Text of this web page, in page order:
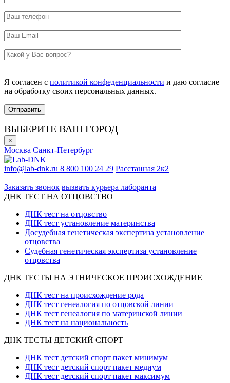
Я согласен с политикой конфеденциальности и даю согласие
на обработку своих персональных данных.
ВЫБЕРИТЕ ВАШ ГОРОД
×
Москва Санкт-Петербург
info@lab-dnk.ru 8 800 100 24 29 Расстанная 2к2
Заказать звонок вызвать курьера лаборанта
ДНК ТЕСТ НА ОТЦОВСТВО
ДНК тест на отцовство
ДНК тест установление материнства
Досудебная генетическая экспертиза установление
отцовства
Судебная генетическая экспертиза установление
отцовства
ДНК ТЕСТЫ НА ЭТНИЧЕСКОЕ ПРОИСХОЖДЕНИЕ
ДНК тест на происхождение рода
ДНК тест генеалогия по отцовской линии
ДНК тест генеалогия по материнской линии
ДНК тест на национальность
ДНК ТЕСТЫ ДЕТСКИЙ СПОРТ
ДНК тест детский спорт пакет минимум
ДНК тест детский спорт пакет медиум
ДНК тест детский спорт пакет максимум